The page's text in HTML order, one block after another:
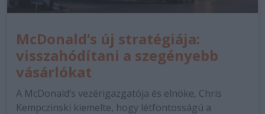
McDonald’s új stratégiája:
visszahódítani a szegényebb
vásárlókat
A McDonald’s vezérigazgatója és elnöke, Chris
Kempczinski kiemelte, hogy létfontosságú a